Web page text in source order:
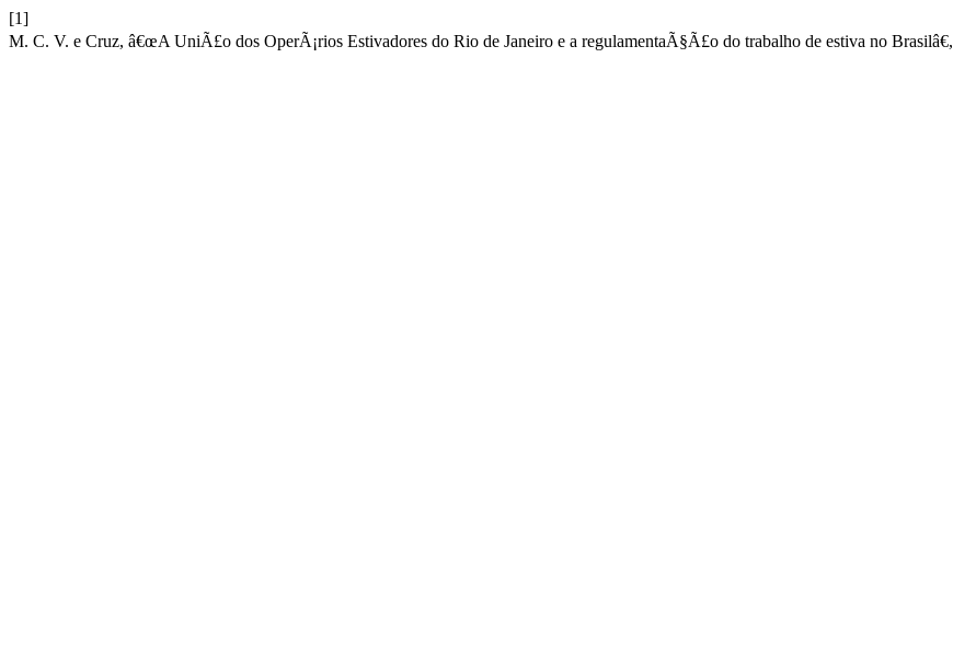
[1]
M. C. V. e Cruz, â€œA UniÃ£o dos OperÃ¡rios Estivadores do Rio de Janeiro e a regulamentaÃ§Ã£o do trabalho de estiva no Brasilâ€,